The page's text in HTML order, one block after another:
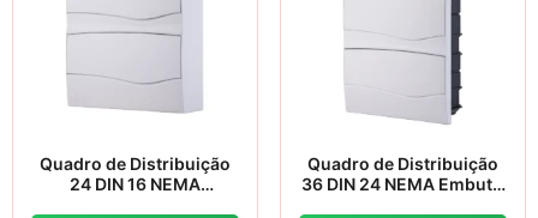
Quadro de Distribuição
24 DIN 16 NEMA
Quadro de Distribuição
36 DIN 24 NEMA Embutir